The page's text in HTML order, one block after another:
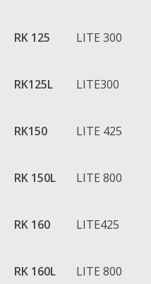
RK 125 LITE 300
RK125L LITE300
RK150 LITE 425
RK 150L LITE 800
RK 160 LITE425
RK 160L LITE 800